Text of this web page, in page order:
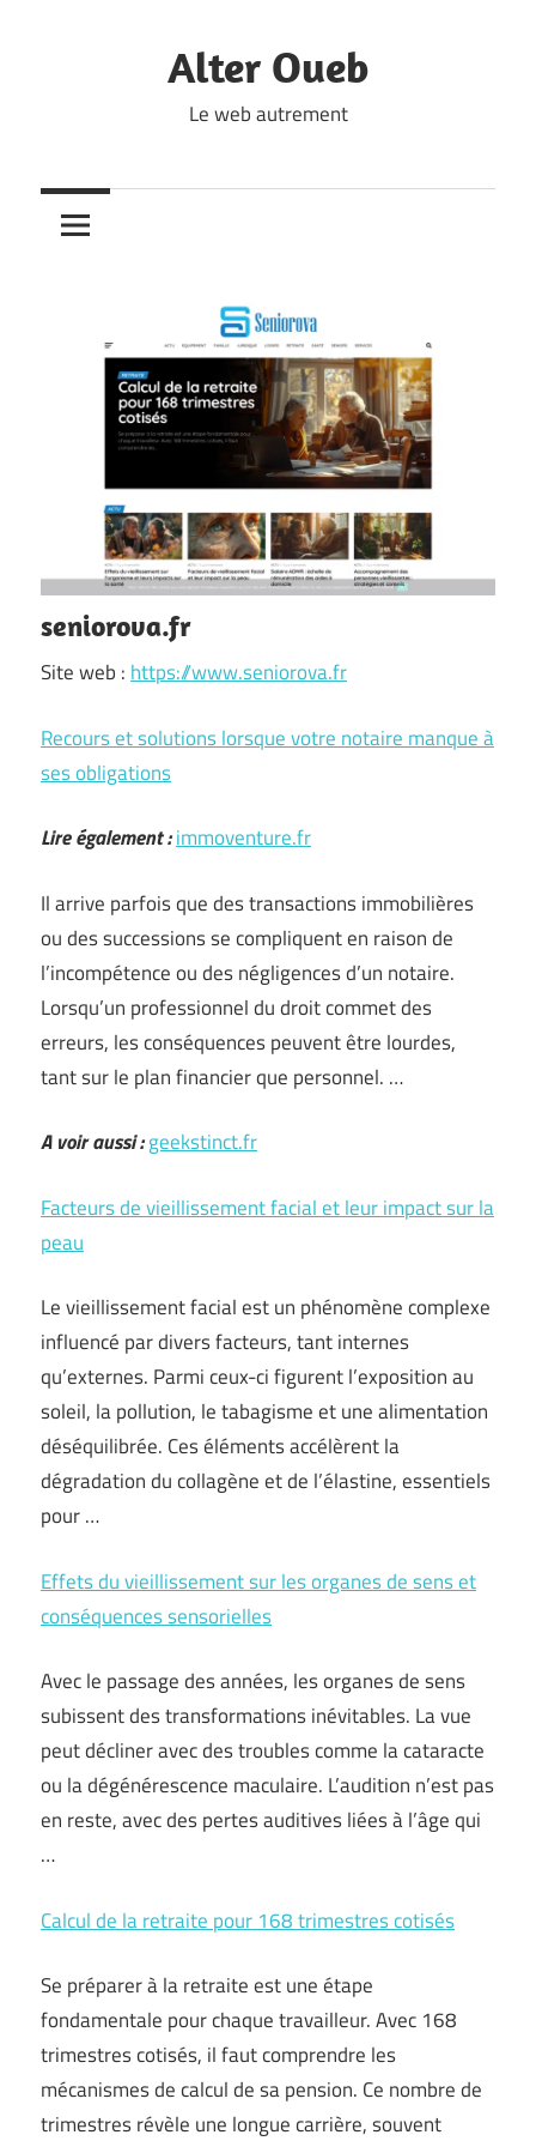
Alter Oueb
Le web autrement
seniorova.fr
Site web : https://www.seniorova.fr
Recours et solutions lorsque votre notaire manque à
ses obligations
Lire également :immoventure.fr
Il arrive parfois que des transactions immobilières
ou des successions se compliquent en raison de
l’incompétence ou des négligences d’un notaire.
Lorsqu’un professionnel du droit commet des
erreurs, les conséquences peuvent être lourdes,
tant sur le plan financier que personnel. …
A voir aussi :geekstinct.fr
Facteurs de vieillissement facial et leur impact sur la
peau
Le vieillissement facial est un phénomène complexe
influencé par divers facteurs, tant internes
qu’externes. Parmi ceux-ci figurent l’exposition au
soleil, la pollution, le tabagisme et une alimentation
déséquilibrée. Ces éléments accélèrent la
dégradation du collagène et de l’élastine, essentiels
pour …
Effets du vieillissement sur les organes de sens et
conséquences sensorielles
Avec le passage des années, les organes de sens
subissent des transformations inévitables. La vue
peut décliner avec des troubles comme la cataracte
ou la dégénérescence maculaire. L’audition n’est pas
en reste, avec des pertes auditives liées à l’âge qui
…
Calcul de la retraite pour 168 trimestres cotisés
Se préparer à la retraite est une étape
fondamentale pour chaque travailleur. Avec 168
trimestres cotisés, il faut comprendre les
mécanismes de calcul de sa pension. Ce nombre de
trimestres révèle une longue carrière, souvent